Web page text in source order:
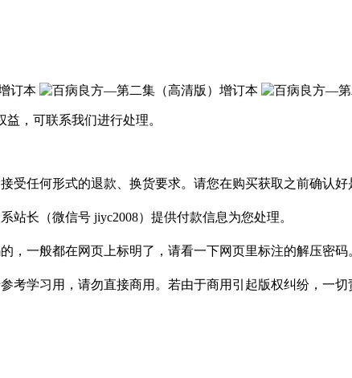
，可联系我们进行处理。
任何形式的退款、换货要求。请您在购买获取之前确认好
长（微信号 jiyc2008）提供付款信息为您处理。
一般都在网页上标明了，请看一下网页里标注的解压密码
学习用，请勿直接商用。若由于商用引起版权纠纷，一切